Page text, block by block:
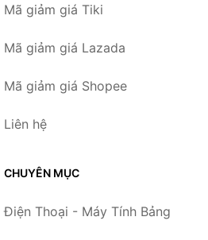
Mã giảm giá Tiki
Mã giảm giá Lazada
Mã giảm giá Shopee
Liên hệ
CHUYÊN MỤC
Điện Thoại - Máy Tính Bảng